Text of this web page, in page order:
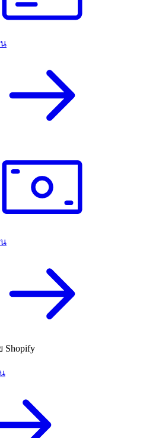
Shopify